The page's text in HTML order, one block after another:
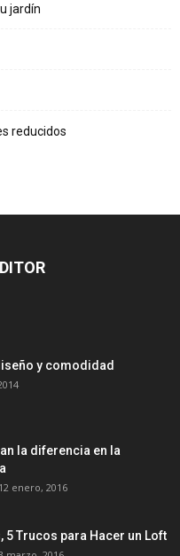
jardín
reducidos
y comodidad
la diferencia en la
12 enero, 2016
5 Trucos para Hacer un Loft